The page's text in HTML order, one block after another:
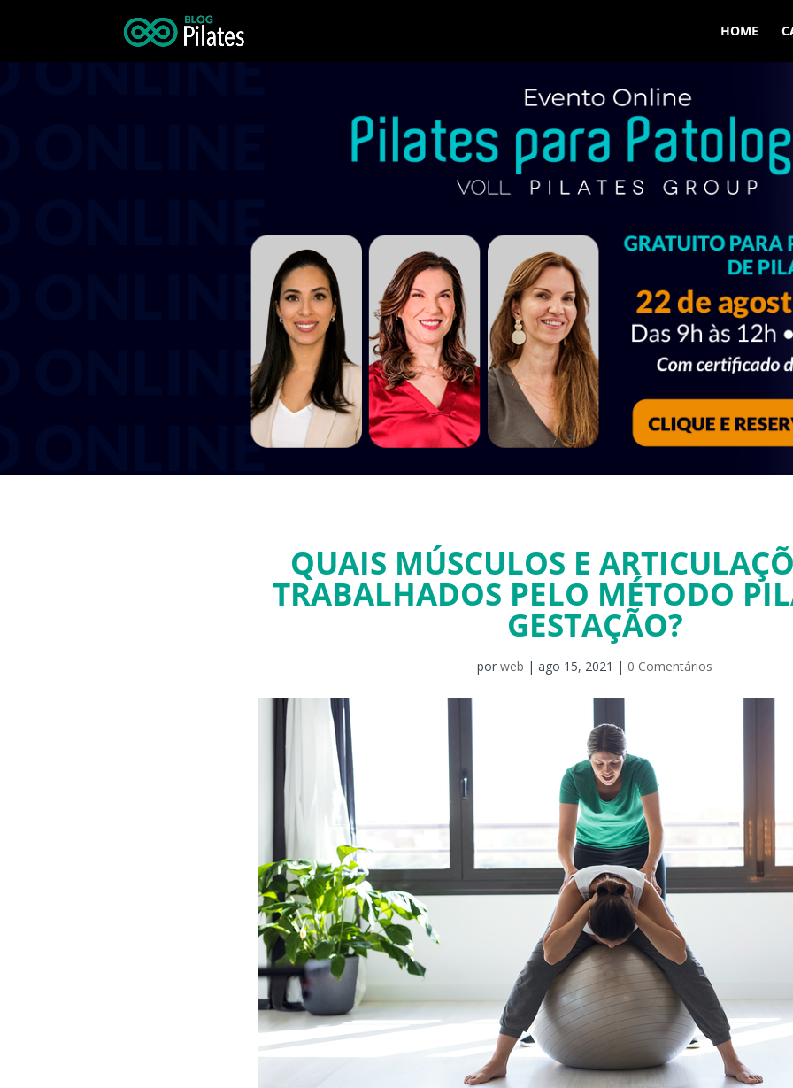
HOME
QUAIS MÚSCULOS E
TRABALHADOS PELO MÉTODO
GESTAÇÃO?
por web | ago 15, 2021 | 0 Comentários